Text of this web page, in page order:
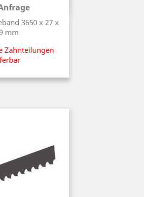
Preis3650 x 27 x
mm
Zahnteilungen